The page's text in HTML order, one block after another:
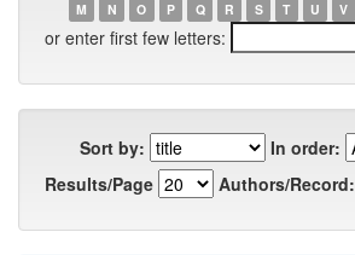
M
N O P Q R S T U V
or enter first few letters:
Sort by:
In order:
Results/Page
Authors/Record: